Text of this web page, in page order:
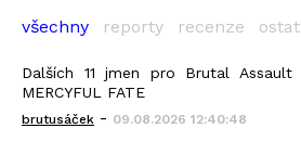
všechny reporty recenze
Dalších 11 jmen pro Brutal
MERCYFUL FATE
brutusáček - 09.08.2026 12:40:48